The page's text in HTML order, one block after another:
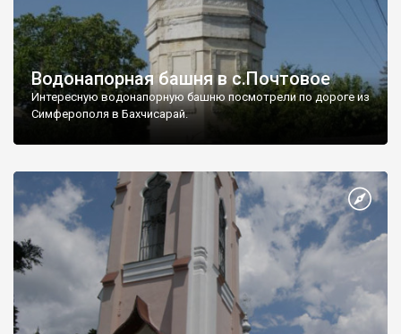
Водонапорная башня в с.Почтовое
Интересную водонапорную башню посмотрели по дороге из
Симферополя в Бахчисарай.